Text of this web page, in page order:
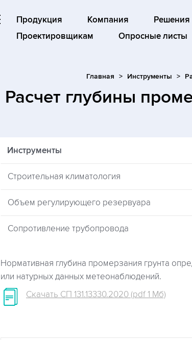
Продукция Компания Решения
Проектировщикам
Опросные листы
Главная Инструменты
Расчет глубины
Инструменты
Строительная климатология
Объем регулирующего резервуара
Сопротивление трубопровода
Нормативная глубина промерзания грунта
или натурных данных метеонаблюдений.
Скачать СП 131.13330.2020 (pdf 1 Мб)